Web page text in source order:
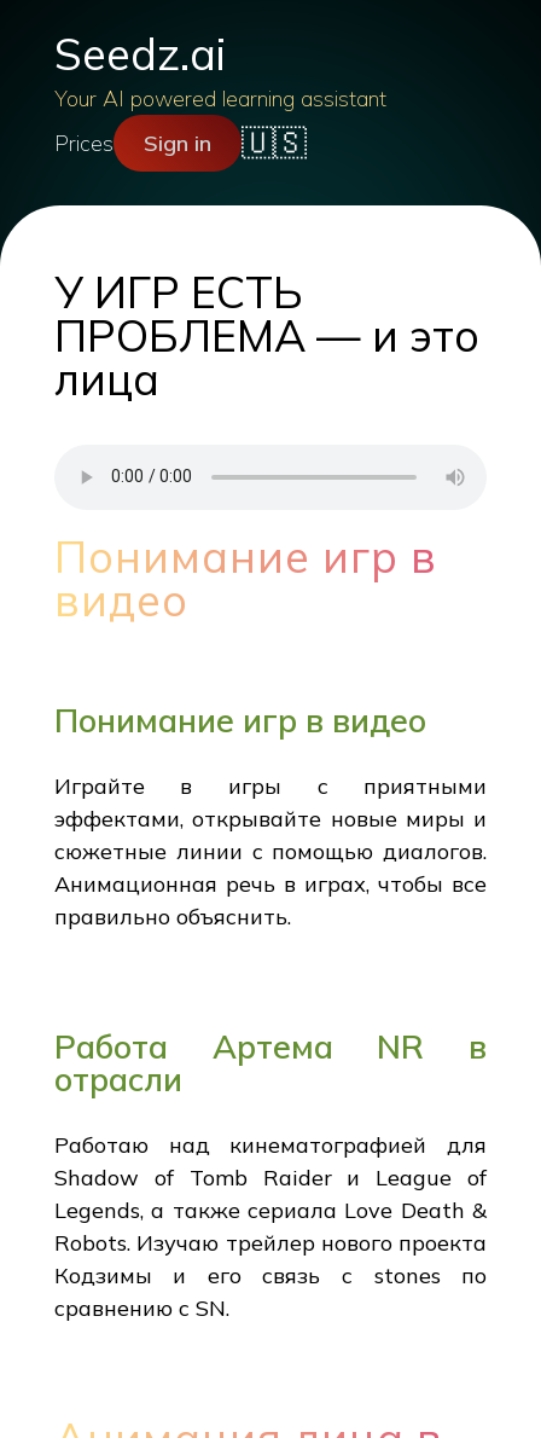
Seedz.ai
Your AI powered learning assistant
Prices
Sign in 🇺🇸
У ИГР ЕСТЬ
ПРОБЛЕМА — и это
лица
Понимание игр в
видео
Понимание игр в видео
Играйте в игры с приятными
эффектами, открывайте новые миры и
сюжетные линии с помощью диалогов.
Анимационная речь в играх, чтобы все
правильно объяснить.
Работа Артема NR в
отрасли
Работаю над кинематографией для
Shadow of Tomb Raider и League of
Legends, а также сериала Love Death &
Robots. Изучаю трейлер нового проекта
Кодзимы и его связь с stones по
сравнению с SN.